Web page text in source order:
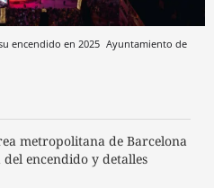
encendido en 2025 Ayuntamiento de
metropolitana de Barcelona
encendido y detalles